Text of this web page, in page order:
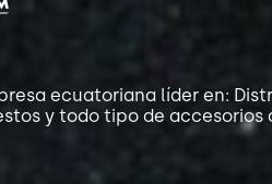
ecuatoriana líder en:
y todo tipo de accesorios